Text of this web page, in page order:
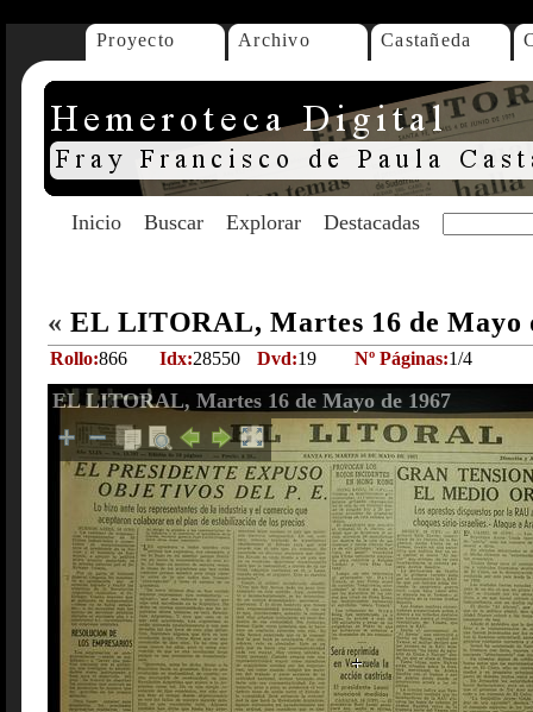
Proyecto Archivo Castañeda
Inicio Buscar Explorar Destacadas
« EL LITORAL, Martes 16 de Mayo
Rollo:866 Idx:28550 Dvd:19 Nº Páginas:1/4
EL LITORAL, Martes 16 de Mayo de 1967